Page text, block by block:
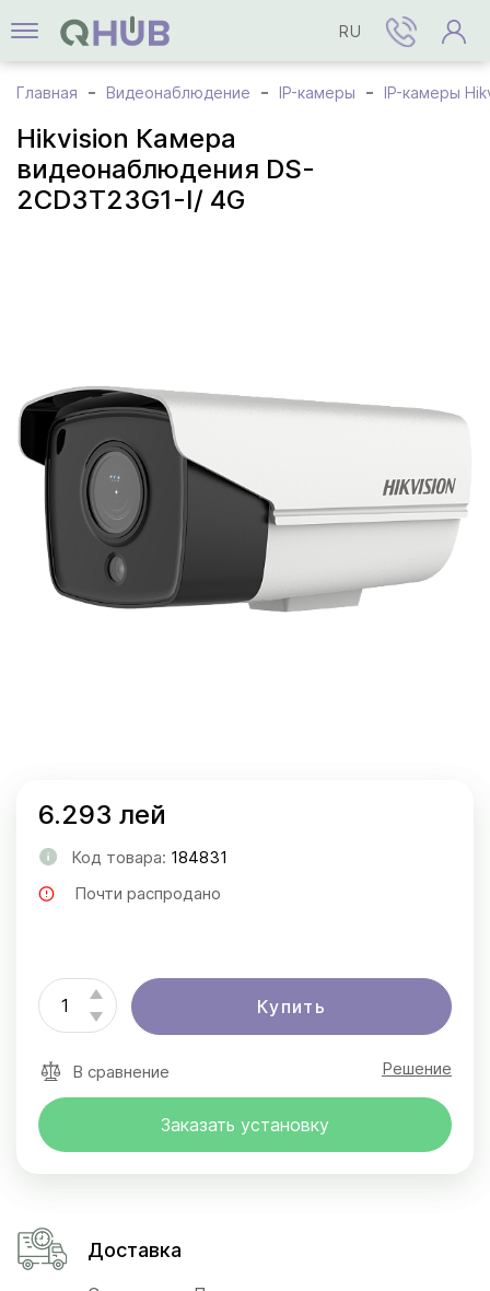
RU
Главная Видеонаблюдение IP-камеры IP-камеры
Hikvision Камера
видеонаблюдения DS-
2CD3T23G1-I/ 4G
6.293 лей
Код товара: 184831
Почти распродано
Купить
В сравнение Решение
Заказать установку
Доставка